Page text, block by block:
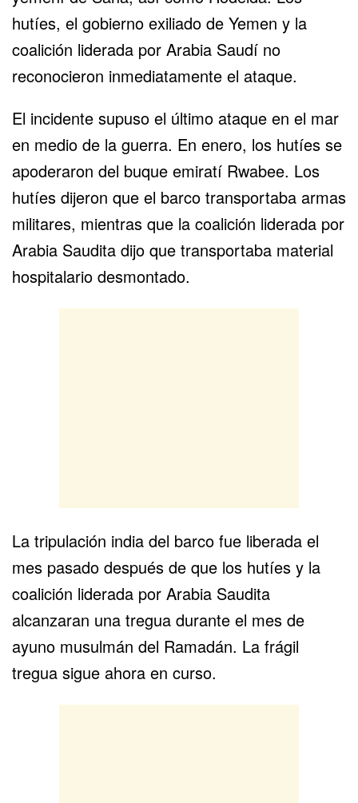
hutíes, el gobierno exiliado de Yemen y la
coalición liderada por Arabia Saudí no
reconocieron inmediatamente el ataque.
El incidente supuso el último ataque en el mar
en medio de la guerra. En enero, los hutíes se
apoderaron del buque emiratí Rwabee. Los
hutíes dijeron que el barco transportaba armas
militares, mientras que la coalición liderada por
Arabia Saudita dijo que transportaba material
hospitalario desmontado.
La tripulación india del barco fue liberada el
mes pasado después de que los hutíes y la
coalición liderada por Arabia Saudita
alcanzaran una tregua durante el mes de
ayuno musulmán del Ramadán. La frágil
tregua sigue ahora en curso.